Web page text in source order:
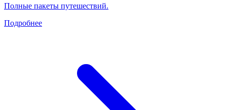
Полные пакеты путешествий.
Подробнее